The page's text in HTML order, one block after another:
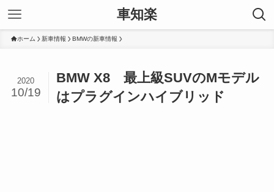
車知楽
ホーム 新車情報 BMWの新車情報
BMW X8 最上級SUVのMモデル
はプラグインハイブリッド
2020
10/19